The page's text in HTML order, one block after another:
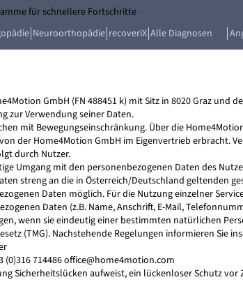
für schnellere Fortschritte
Neuroorthopädie recoveriX Alle Diagnosen
GmbH (FN 488451 k) mit Sitz in 8020 Graz und
zur Verwendung seiner Daten.
mit Bewegungseinschränkung. Über die
der Home4Motion GmbH im Eigenvertrieb erbracht.
durch Nutzer.
Umgang mit den personenbezogenen Daten des
streng an die in Österreich/Deutschland geltenden
Daten möglich. Für die Nutzung einzelner
Daten (z.B. Name, Anschrift, E-Mail,
wenn sie eindeutig einer bestimmten natürlichen
(TMG). Nachstehende Regelungen informieren
(0)316 714486office@home4motion.com
Sicherheitslücken aufweist, ein lückenloser Schutz